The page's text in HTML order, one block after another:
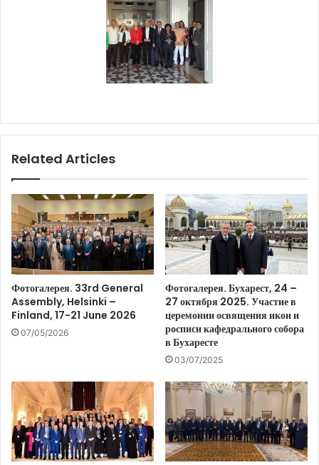
Related Articles
Фотогалерея. 33rd General
Assembly, Helsinki –
Finland, 17-21 June 2026
07/05/2026
Фотогалерея. Бухарест, 24 –
27 октября 2025. Участие в
церемонии освящения икон и
росписи кафедрального собора
в Бухаресте
03/07/2025